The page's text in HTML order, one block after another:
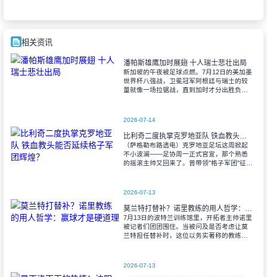
相关资讯
潘帕斯雄鹰加时展翅 十人瑞士悲壮出局
新加坡的午夜被足球点燃。7月12日的美加墨
世界杯八强战，卫冕冠军阿根廷与瑞士的较
量就像一场拉锯战，直到加时才分出胜负。
2026-07-14
比利奇二度执掌克罗地亚队 铁血教头能否延续格子军团辉煌？
（萨格勒布路透电）克罗地亚足坛这周掀起
不小波澜——足协周一正式官宣，那个熟悉
的摇滚主帅又回来了。曾带领"格子军团"征战
2026-07-13
莫兰特打替补？诺里教练的用人哲学：赢球才是硬道理
7月13日的波特兰训练馆里，开拓者主帅诺里
被记者们团团围住。当被问及是否考虑让莫
兰特担任替补时，这位以务实著称的教练露
2026-07-13